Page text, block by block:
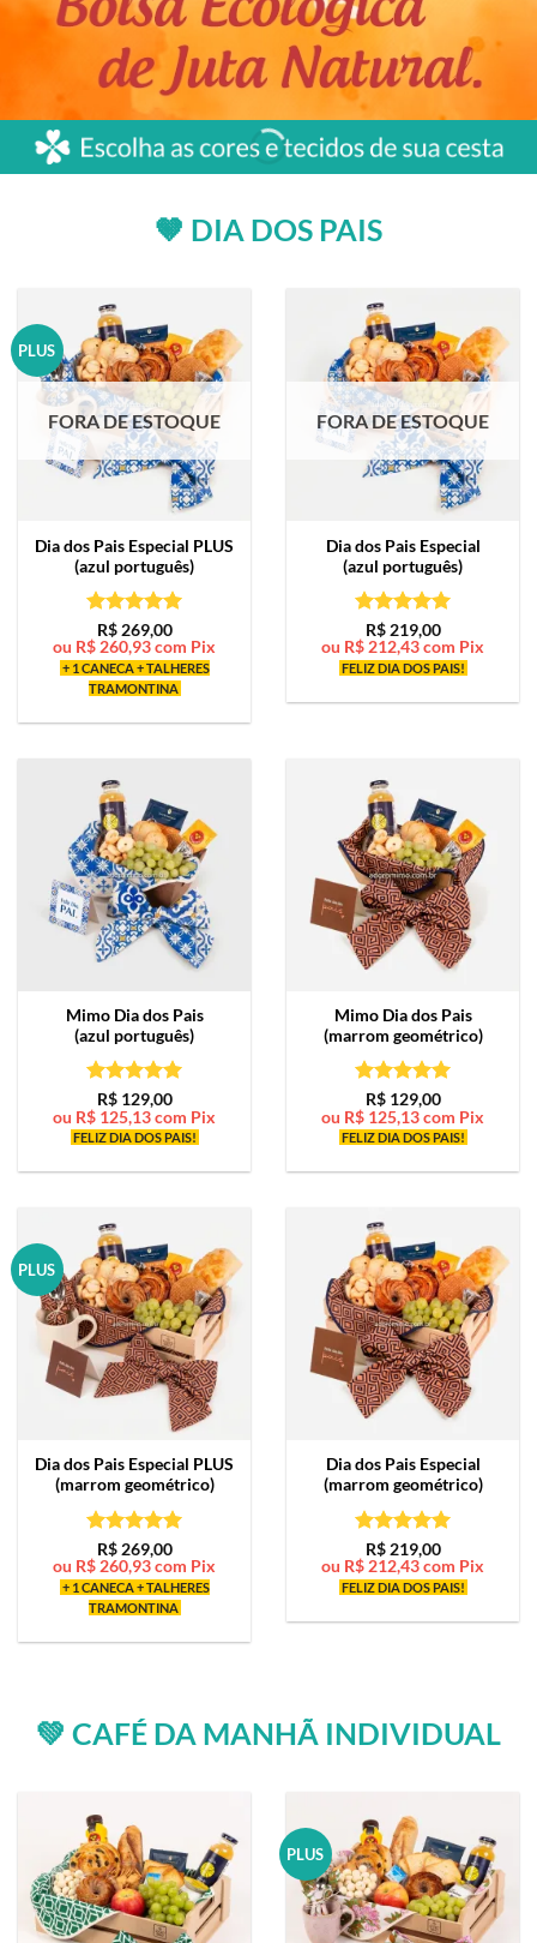
🤎 DIA DOS PAIS
PLUS
FORA DE ESTOQUE
Dia dos Pais Especial PLUS
(azul português)
Avaliação5
de 5
R$269,00
ou R$260,93com Pix
+ 1 CANECA + TALHERES
TRAMONTINA
FORA DE ESTOQUE
Dia dos Pais Especial
(azul português)
Avaliação5
de 5
R$219,00
ou R$212,43com Pix
FELIZ DIA DOS PAIS!
Mimo Dia dos Pais
(azul português)
Avaliação5
de 5
R$129,00
ou R$ 125,13com Pix
FELIZ DIA DOS PAIS!
Mimo Dia dos Pais
(marrom geométrico)
Avaliação5
de 5
R$129,00
ou R$ 125,13com Pix
FELIZ DIA DOS PAIS!
PLUS
Dia dos Pais Especial PLUS
(marrom geométrico)
Avaliação5
de 5
R$269,00
ou R$ 260,93com Pix
+ 1 CANECA + TALHERES
TRAMONTINA
Dia dos Pais Especial
(marrom geométrico)
Avaliação5
de 5
R$219,00
ou R$ 212,43com Pix
FELIZ DIA DOS PAIS!
💚 CAFÉ DA MANHÃ INDIVIDUAL
PLUS